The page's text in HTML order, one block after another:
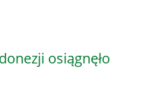
osiągnęło